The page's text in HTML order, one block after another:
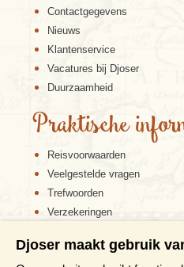
Contactgegevens
Nieuws
Klantenservice
Vacatures bij Djoser
Duurzaamheid
Praktische
Reisvoorwaarden
Veelgestelde vragen
Trefwoorden
Verzekeringen
Disclaimer
Djoser maakt gebruik